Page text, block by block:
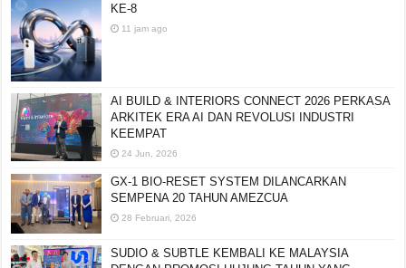
KE-8
11 jam ago
AI BUILD & INTERIORS CONNECT 2026 PERKASA
ARKITEK ERA AI DAN REVOLUSI INDUSTRI
KEEMPAT
24 Jun, 2026
GX-1 BIO-RESET SYSTEM DILANCARKAN
SEMPENA 20 TAHUN AMEZCUA
28 Februari, 2026
SUDIO & SUBTLE KEMBALI KE MALAYSIA